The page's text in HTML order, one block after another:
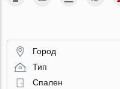
Город
Тип
Спален